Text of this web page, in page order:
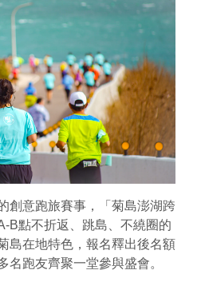
臉書粉絲團
English
Tiếng Việt
Bahasa indonesia
創意跑旅賽事，「菊島澎湖跨
B點不折返、跳島、不繞圈的
島在地特色，報名釋出後名額
名跑友齊聚一堂參與盛會。